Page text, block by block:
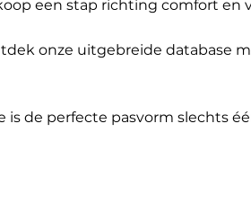
een stap richting comfort en
onze uitgebreide database
is de perfecte pasvorm slechts